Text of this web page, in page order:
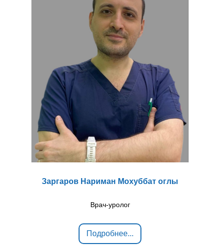
Заргаров Нариман Мохуббат оглы
Врач-уролог
Подробнее...